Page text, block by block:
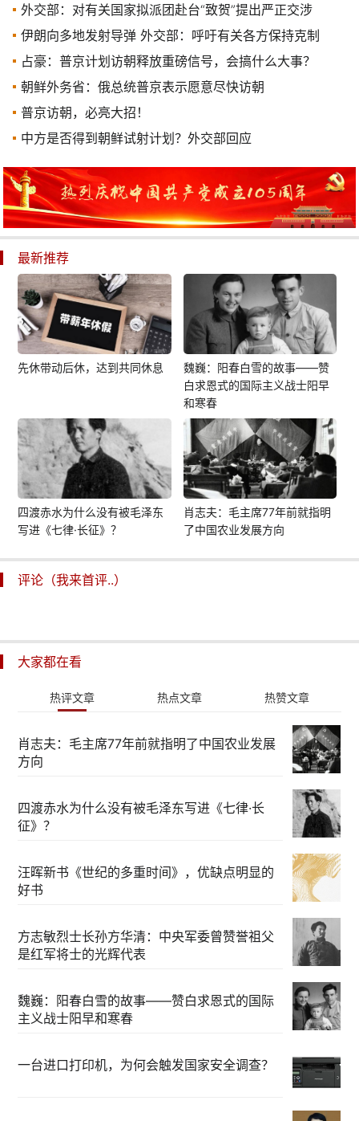
外交部：对有关国家拟派团赴台“致贺”提出严正交涉
伊朗向多地发射导弹 外交部：呼吁有关各方保持克制
占豪：普京计划访朝释放重磅信号，会搞什么大事？
朝鲜外务省：俄总统普京表示愿意尽快访朝
普京访朝，必亮大招！
中方是否得到朝鲜试射计划？外交部回应
最新推荐
先休带动后休，达到共同休息
魏巍：阳春白雪的故事——赞
白求恩式的国际主义战士阳早
和寒春
四渡赤水为什么没有被毛泽东
写进《七律·长征》？
肖志夫：毛主席77年前就指明
了中国农业发展方向
评论（我来首评..）
大家都在看
热评文章 热点文章 热赞文章
肖志夫：毛主席77年前就指明了中国农业发展
方向
四渡赤水为什么没有被毛泽东写进《七律·长
征》？
汪晖新书《世纪的多重时间》，优缺点明显的
好书
方志敏烈士长孙方华清：中央军委曾赞誉祖父
是红军将士的光辉代表
魏巍：阳春白雪的故事——赞白求恩式的国际
主义战士阳早和寒春
一台进口打印机，为何会触发国家安全调查？